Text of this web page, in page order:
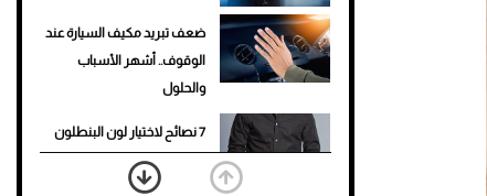
ضعف تبريد مكيف السيارة عند
الوقوف.. أشهر الأسباب
والحلول
7 نصائح لاختيار لون البنطلون
المناسب للقميص الأسود